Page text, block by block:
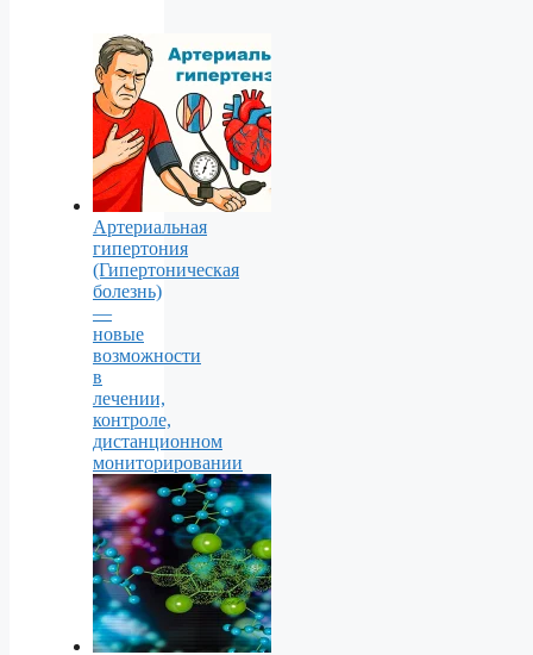
Артериальная
гипертония
(Гипертоническая
болезнь)
—
новые
возможности
в
лечении,
контроле,
дистанционном
мониторировании